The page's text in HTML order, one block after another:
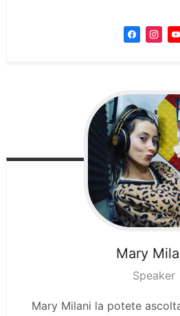
Mary
Speaker
Mary Milani la potete